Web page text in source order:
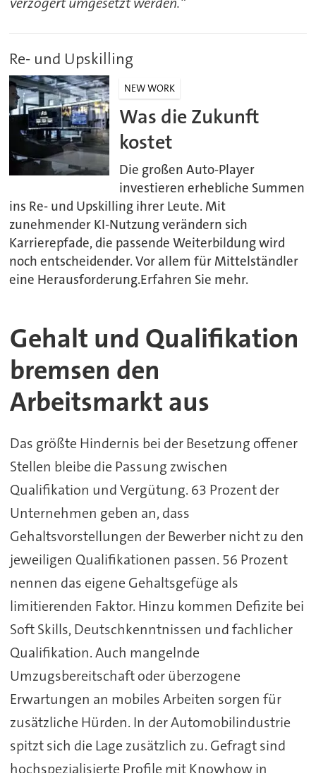
Re- und Upskilling
NEW WORK
Was die Zukunft
kostet
Die großen Auto-Player
investieren erhebliche Summen
ins Re- und Upskilling ihrer Leute. Mit
zunehmender KI-Nutzung verändern sich
Karrierepfade, die passende Weiterbildung wird
noch entscheidender. Vor allem für Mittelständler
eine Herausforderung.Erfahren Sie mehr.
Gehalt und Qualifikation
bremsen den
Arbeitsmarkt aus
Das größte Hindernis bei der Besetzung offener
Stellen bleibe die Passung zwischen
Qualifikation und Vergütung. 63 Prozent der
Unternehmen geben an, dass
Gehaltsvorstellungen der Bewerber nicht zu den
jeweiligen Qualifikationen passen. 56 Prozent
nennen das eigene Gehaltsgefüge als
limitierenden Faktor. Hinzu kommen Defizite bei
Soft Skills, Deutschkenntnissen und fachlicher
Qualifikation. Auch mangelnde
Umzugsbereitschaft oder überzogene
Erwartungen an mobiles Arbeiten sorgen für
zusätzliche Hürden. In der Automobilindustrie
spitzt sich die Lage zusätzlich zu. Gefragt sind
hochspezialisierte Profile mit Knowhow in